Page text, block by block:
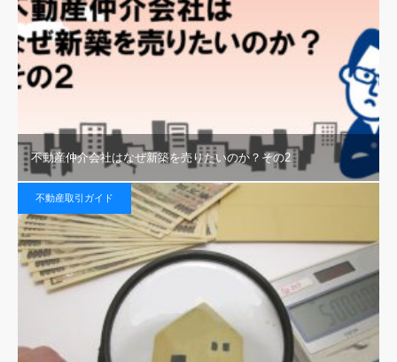
不動産仲介会社はなぜ新築を売りたいのか？その2
不動産取引ガイド